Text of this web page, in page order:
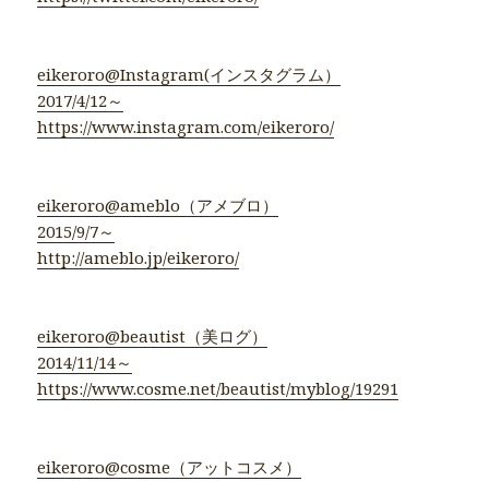
eikeroro@Instagram(インスタグラム）
2017/4/12～
https://www.instagram.com/eikeroro/
eikeroro@ameblo（アメブロ）
2015/9/7～
http://ameblo.jp/eikeroro/
eikeroro@beautist（美ログ）
2014/11/14～
https://www.cosme.net/beautist/myblog/19291
eikeroro@cosme（アットコスメ）